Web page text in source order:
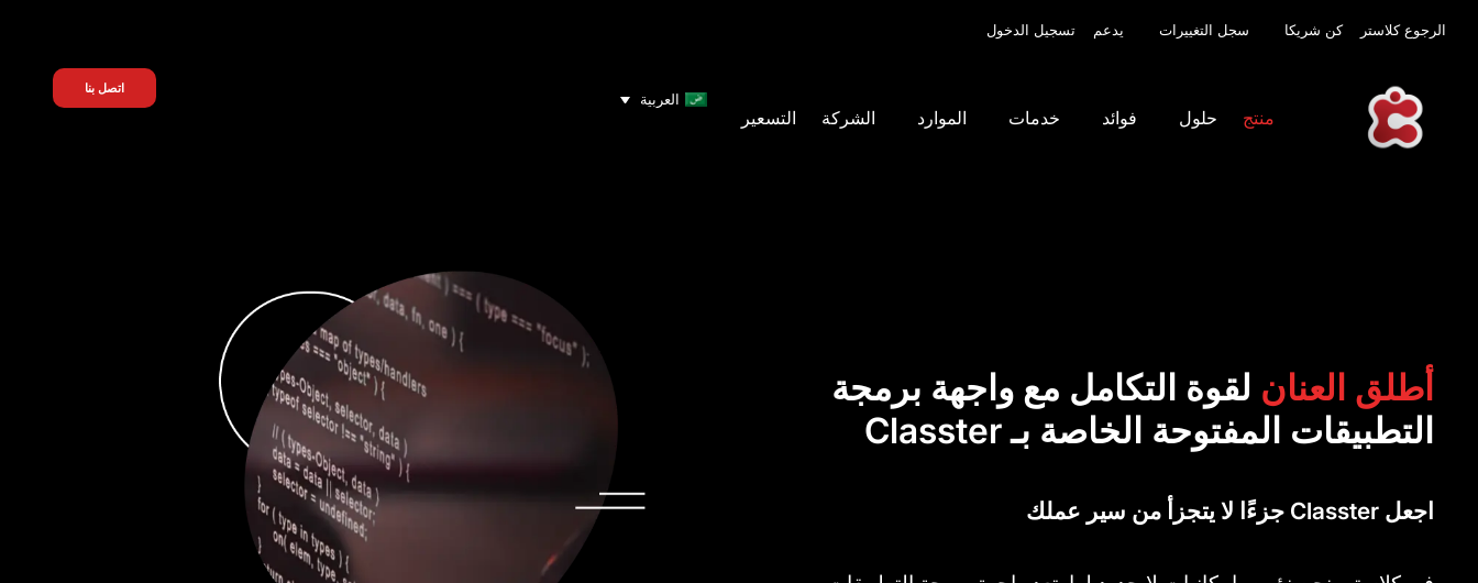
الرجوع كلاستر كن شريكا سجل التغييرات يدعم تسجيل الدخول
منتج حلول فوائد خدمات الموارد الشركة التسعير
العربية
اتصل بنا
أطلق العنان لقوة التكامل مع واجهة برمجة
التطبيقات المفتوحة الخاصة بـ Classter
اجعل Classter جزءًا لا يتجزأ من سير عملك